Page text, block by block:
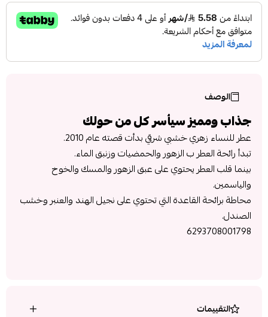
الوصف
جذاب ومميز سيأسر كل من حولك
عطر للنساء زهري خشبي شرقي بدأت قصته عام 2010.
تبدأ رائحة العطر ب الزهور والحمضيات وزنبق الماء.
بينما قلب العطر يحتوي على عبق الزهور والمسك والخوخ
والياسمين.
محاطة برائحة القاعدة التي تحتوي على نجيل الهند والعنبر وخشب
الصندل.
6293708001798
التقييمات